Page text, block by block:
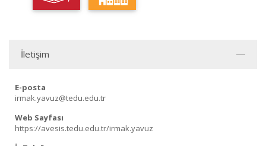
İletişim
E-posta
irmak.yavuz@tedu.edu.tr
Web Sayfası
https://avesis.tedu.edu.tr/irmak.yavuz